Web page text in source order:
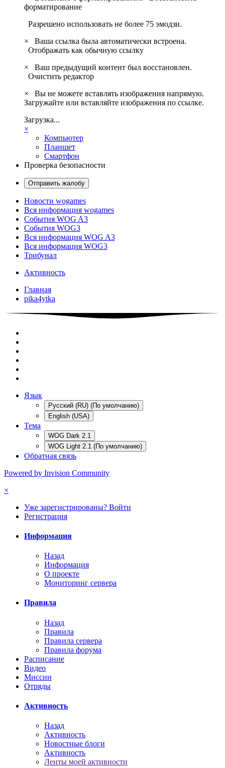
форматирование
Разрешено использовать не более 75 эмодзи.
×
Ваша ссылка была автоматически встроена.
Отображать как обычную ссылку
×
Ваш предыдущий контент был восстановлен.
Очистить редактор
×
Вы не можете вставлять изображения напрямую.
Загружайте или вставляйте изображения по ссылке.
Загрузка...
×
Компьютер
Планшет
Смартфон
Проверка безопасности
Отправить жалобу
Новости wogames
Вся информация wogames
События WOG A3
События WOG3
Вся информация WOG A3
Вся информация WOG3
Трибунал
Активность
Главная
pika4ytka
Язык
Русский (RU) (По умолчанию)
English (USA)
Тема
WOG Dark 2.1
WOG Light 2.1 (По умолчанию)
Обратная связь
Powered by Invision Community
×
Уже зарегистрированы? Войти
Регистрация
Информация
Назад
Информация
О проекте
Мониторинг сервера
Правила
Назад
Правила
Правила сервера
Правила форума
Расписание
Видео
Миссии
Отряды
Активность
Назад
Активность
Новостные блоги
Активность
Ленты моей активности